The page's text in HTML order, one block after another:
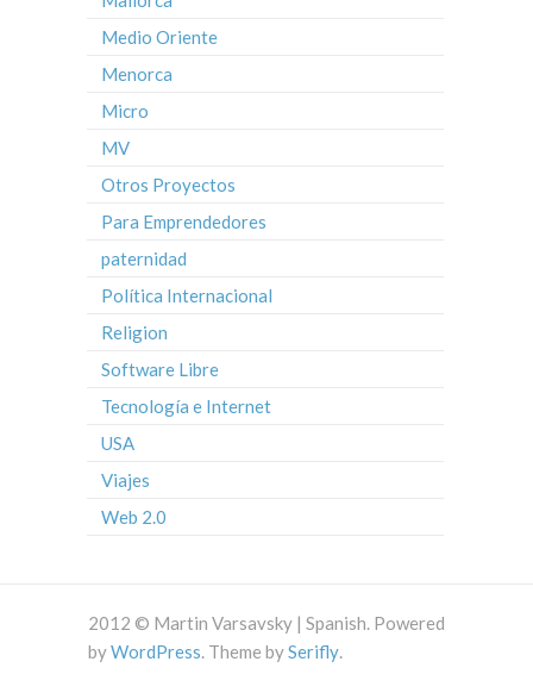
Medio Oriente
Menorca
Micro
MV
Otros Proyectos
Para Emprendedores
paternidad
Política Internacional
Religion
Software Libre
Tecnología e Internet
USA
Viajes
Web 2.0
2012 © Martin Varsavsky | Spanish. Powered
byWordPress. Theme bySerifly.